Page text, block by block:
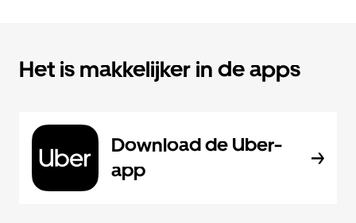
Het is makkelijker in de apps
Download de Uber-
app